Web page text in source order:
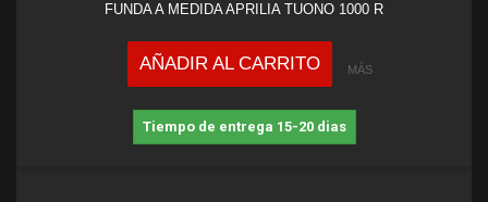
FUNDA A MEDIDA APRILIA TUONO 1000 R
AÑADIR AL CARRITO MÁS
Tiempo de entrega 15-20 dias